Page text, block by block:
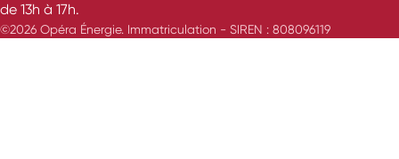
de 13h à 17h.
©2026 Opéra Énergie. Immatriculation - SIREN : 808096119